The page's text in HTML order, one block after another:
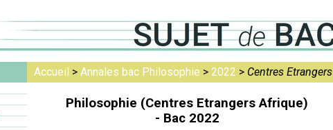
Accueil > Annales bac Philosophie > 2022 > Centres Etrangers
Philosophie (Centres Etrangers Afrique)
- Bac 2022